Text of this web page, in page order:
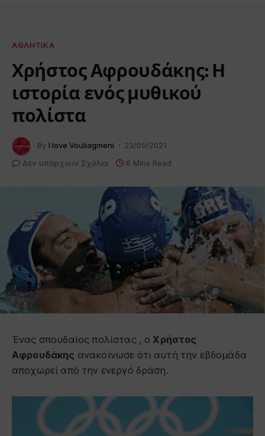
ΑΘΛΗΤΙΚΆ
Χρήστος Αφρουδάκης: Η
ιστορία ενός μυθικού
πολίστα
By I love Vouliagmeni
23/05/2021
Δεν υπάρχουν Σχόλια
6 Mins Read
Ένας σπουδαίος πολίστας , οΧρήστος
Αφρουδάκης ανακοίνωσε ότι αυτή την εβδομάδα
αποχωρεί από την ενεργό δράση.